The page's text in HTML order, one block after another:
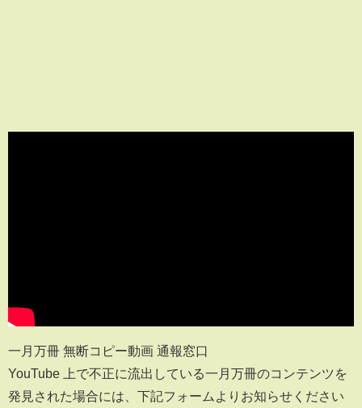
一月万冊 無断コピー動画 通報窓口
YouTube 上で不正に流出している一月万冊のコンテンツを
発見された場合には、下記フォームよりお知らせください